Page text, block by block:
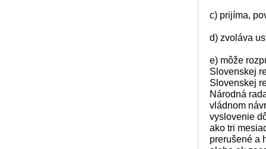
c) prijíma,
d) zvoláva
e) môže
Slovenskej
Slovenskej
Národná
vládnom
vyslovenie
ako tri
prerušené a